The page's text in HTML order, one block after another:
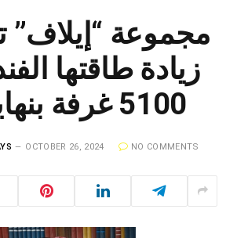
مجموعة “إيلاف”
زيادة طاقتها
5100 غرفة بنهاية 2024
OCTOBER 26, 2024 NO COMMENTS